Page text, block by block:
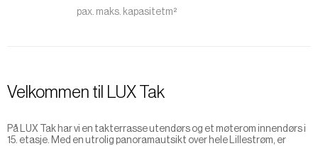
pax. maks. kapasitetm²
Velkommen til LUX Tak
På LUX Tak har vi en takterrasse utendørs og et møterom innendørs i
15. etasje. Med en utrolig panoramautsikt over hele Lillestrøm, er